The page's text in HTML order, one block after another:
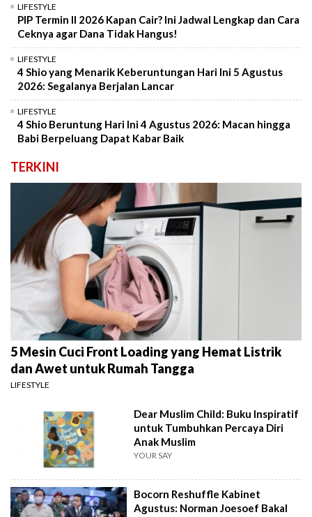
LIFESTYLE
PIP Termin II 2026 Kapan Cair? Ini Jadwal Lengkap dan Cara
Ceknya agar Dana Tidak Hangus!
LIFESTYLE
4 Shio yang Menarik Keberuntungan Hari Ini 5 Agustus
2026: Segalanya Berjalan Lancar
LIFESTYLE
4 Shio Beruntung Hari Ini 4 Agustus 2026: Macan hingga
Babi Berpeluang Dapat Kabar Baik
TERKINI
5 Mesin Cuci Front Loading yang Hemat Listrik
dan Awet untuk Rumah Tangga
LIFESTYLE
Dear Muslim Child: Buku Inspiratif
untuk Tumbuhkan Percaya Diri
Anak Muslim
YOUR SAY
Bocorn Reshuffle Kabinet
Agustus: Norman Joesoef Bakal